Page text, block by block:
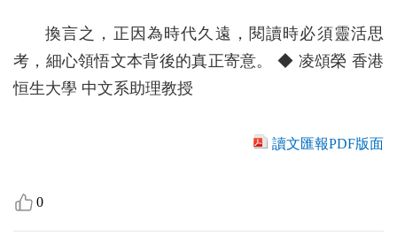
換言之，正因為時代久遠，閱讀時必須靈活思
考，細心領悟文本背後的真正寄意。 ◆ 凌頌榮 香港
恒生大學 中文系助理教授
讀文匯報PDF版面
0